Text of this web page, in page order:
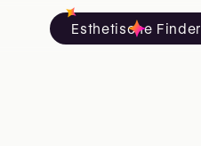
Esthetische Finder